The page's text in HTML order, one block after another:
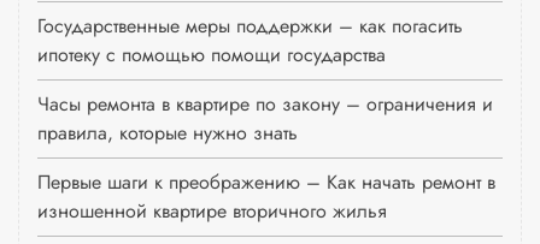
Государственные меры поддержки – как погасить
ипотеку с помощью помощи государства
Часы ремонта в квартире по закону – ограничения и
правила, которые нужно знать
Первые шаги к преображению – Как начать ремонт в
изношенной квартире вторичного жилья